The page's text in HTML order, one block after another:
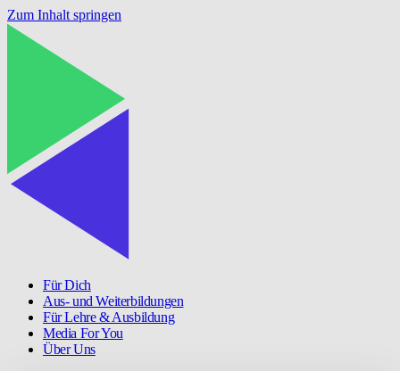
Zum Inhalt springen
Für Dich
Aus- und Weiterbildungen
Für Lehre & Ausbildung
Media For You
Über Uns